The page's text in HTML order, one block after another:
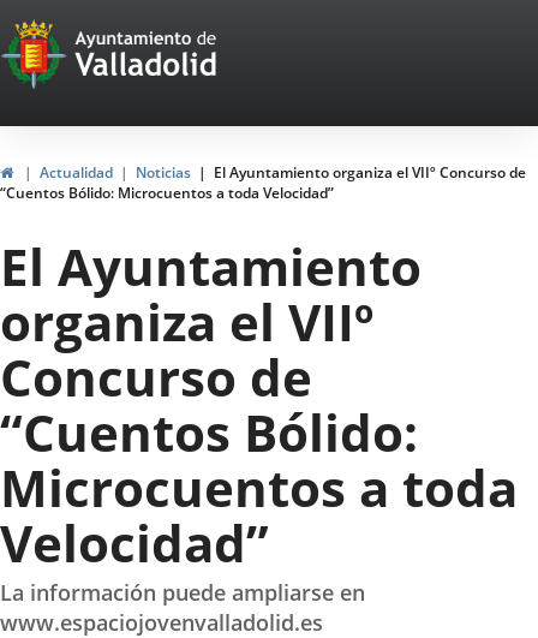
Portal
Web
del
Ayuntamiento
de
Valladolid
HomeActualidad Noticias
El Ayuntamiento organiza el VIIº Concurso de
“Cuentos Bólido: Microcuentos a toda Velocidad”
El Ayuntamiento
organiza el VIIº
Concurso de
“Cuentos Bólido:
Microcuentos a toda
Velocidad”
La información puede ampliarse en
www.espaciojovenvalladolid.es